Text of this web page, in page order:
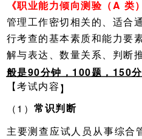
《职业能力倾向测验（A 类
管理工作密切相关的、适合
行考查的基本素质和能力要
解与表达、数量关系、判断
般是90分钟，100题，150分
【考试内容】
（1）常识判断
主要测查应试人员从事综合